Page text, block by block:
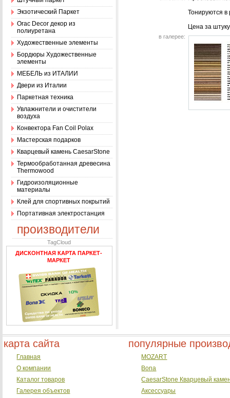
Экзотический Паркет
Оrac Decor декор из
полиуретана
Художественные элементы
Бордюры Художественные
элементы
МЕБЕЛЬ из ИТАЛИИ
Двери из Италии
Паркетная техника
Увлажнители и очистители
воздуха
Конвектора Fan Coil Polax
Мастерская подарков
Кварцевый камень CaesarStone
Термообработанная древесина
Thermowood
Гидроизоляционные
материалы
Клей для спортивных покрытий
Портативная электростанция
производители
TagCloud
ДИСКОНТНАЯ КАРТА ПАРКЕТ-
МАРКЕТ
Тонируются
Цена за штуку
в галерее:
карта сайта
Главная
О компании
Каталог товаров
Галерея объектов
популярные
MOZART
Bona
CaesarStone Кварцевый
Аксессуары